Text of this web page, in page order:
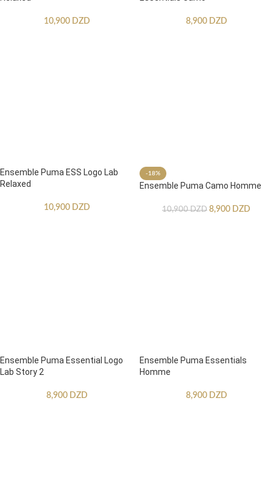
10,900 DZD 8,900 DZD
Ensemble Puma ESS Logo Lab
Relaxed
10,900 DZD
-18%
Ensemble Puma Camo Homme
10,900DZD 8,900 DZD
Ensemble Puma Essential Logo
Lab Story 2
8,900 DZD
Ensemble Puma Essentials
Homme
8,900 DZD